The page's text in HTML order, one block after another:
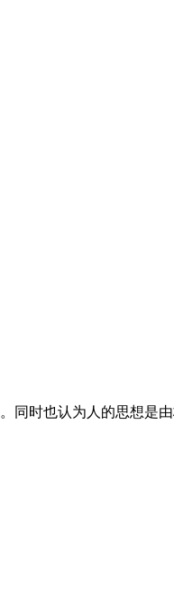
同时也认为人的思想是